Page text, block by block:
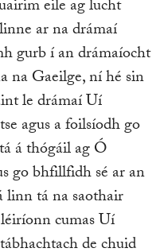
eile ag lucht
ar na drámaí
gurb í an drámaíocht
na Gaeilge, ní hé sin
le drámaí Uí
agus a foilsíodh go
á thógáil ag Ó
go bhfillfidh sé ar an
linn tá na saothair
cumas Uí
de chuid